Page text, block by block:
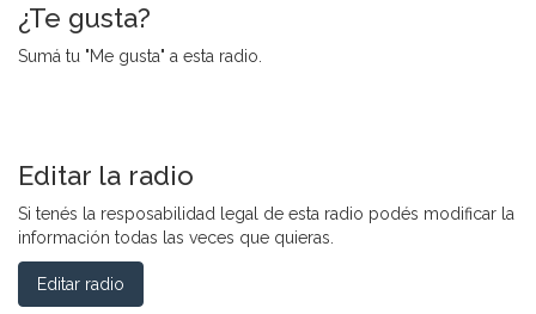
¿Te gusta?
Sumá tu "Me gusta" a esta radio.
Editar la radio
Si tenés la resposabilidad legal de esta radio podés modificar la
información todas las veces que quieras.
Editar radio